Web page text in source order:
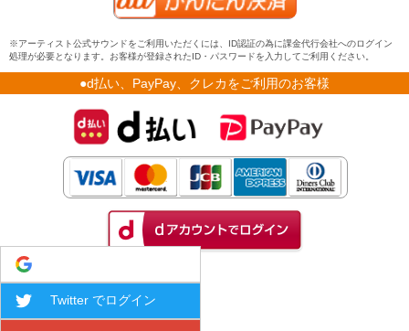
※アーティスト公式サウンドをご利用いただくには、ID認証の為に課金代行会社へのログイン
処理が必要となります。お客様が登録されたID・パスワードを入力してご利用ください。
●d払い、PayPay、クレカをご利用のお客様
Twitter でログイン